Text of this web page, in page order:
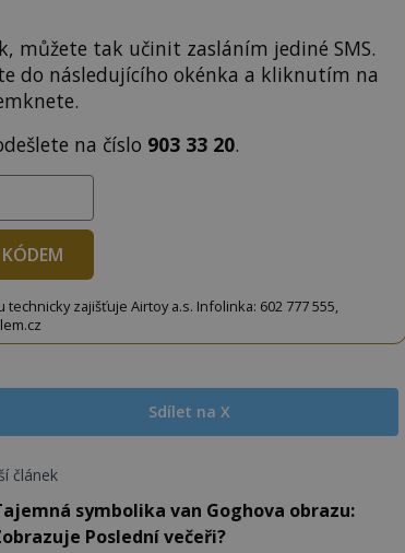
můžete tak učinit zasláním jediné SMS.
do následujícího okénka a kliknutím na
na číslo 903 33 20.
technicky zajišťuje Airtoy a.s. Infolinka: 602 777 555,
Sdílet na X
článek
symbolika van Goghova obrazu:
Poslední večeři?